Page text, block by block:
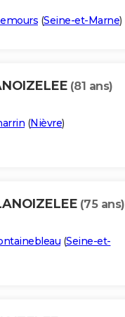
(Seine-et-Marne)
(81 ans)
(Nièvre)
(75 ans)
(Seine-et-